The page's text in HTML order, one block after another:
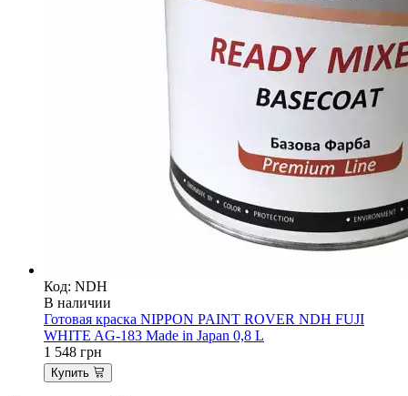
Код: NDH
В наличии
Готовая краска NIPPON PAINT ROVER NDH FUJI
WHITE AG-183 Made in Japan 0,8 L
1 548 грн
Купить